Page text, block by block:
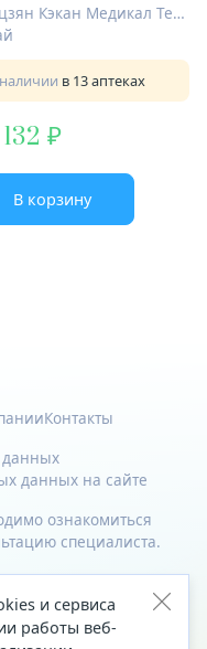
Чжэцзян Кэкан Медикал Текнолоджи Ко., Лтд.
в 13 аптеках
В корзину
Контакты
данных
данных на сайте
ознакомиться
специалиста.
и сервиса
работы веб-